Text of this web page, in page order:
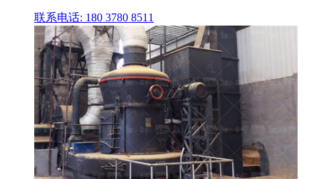
联系电话: 180 3780 8511